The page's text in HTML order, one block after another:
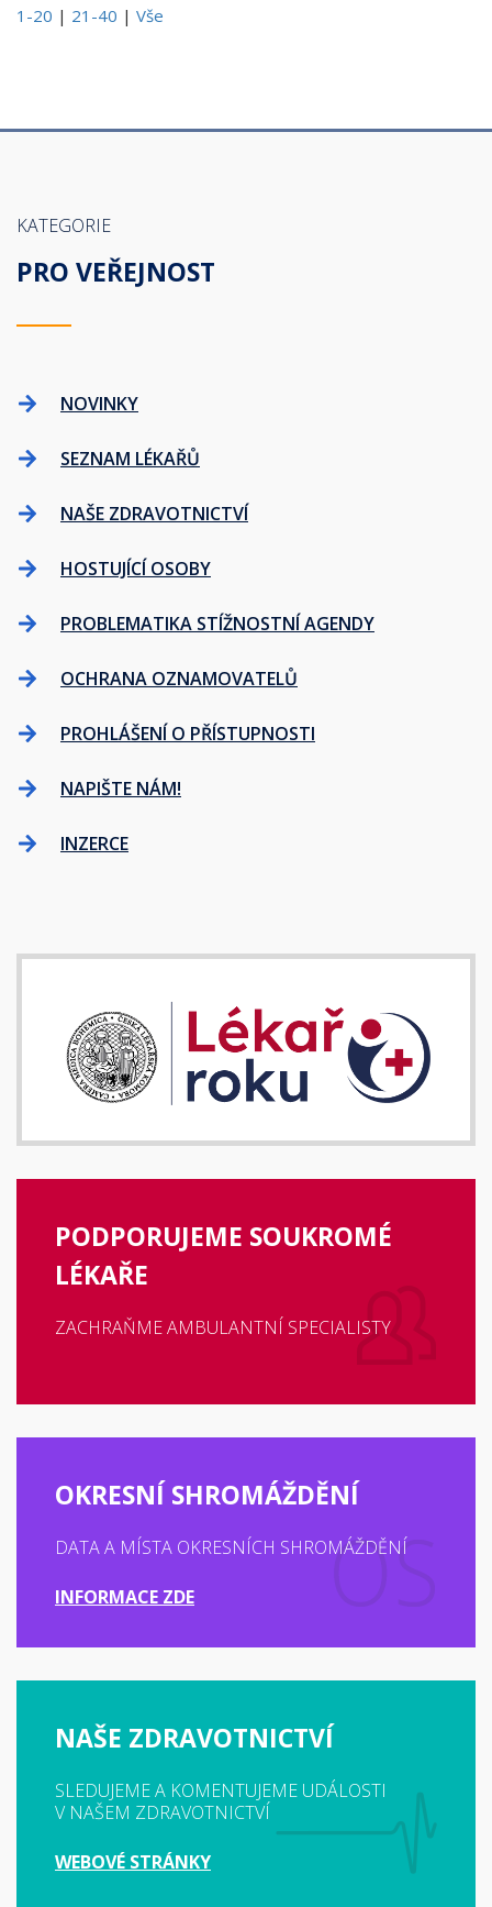
1-20 | 21-40 | Vše
KATEGORIE
PRO VEŘEJNOST
NOVINKY
SEZNAM LÉKAŘŮ
NAŠE ZDRAVOTNICTVÍ
HOSTUJÍCÍ OSOBY
PROBLEMATIKA STÍŽNOSTNÍ AGENDY
OCHRANA OZNAMOVATELŮ
PROHLÁŠENÍ O PŘÍSTUPNOSTI
NAPIŠTE NÁM!
INZERCE
PODPORUJEME SOUKROMÉ
LÉKAŘE
ZACHRAŇME AMBULANTNÍ SPECIALISTY
OKRESNÍ SHROMÁŽDĚNÍ
DATA A MÍSTA OKRESNÍCH SHROMÁŽDĚNÍ
INFORMACE ZDE
NAŠE ZDRAVOTNICTVÍ
SLEDUJEME A KOMENTUJEME UDÁLOSTI
V NAŠEM ZDRAVOTNICTVÍ
WEBOVÉ STRÁNKY